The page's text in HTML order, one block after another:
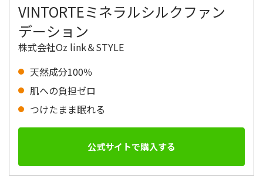
VINTORTEミネラルシルクファン
デーション
株式会社Oz link＆STYLE
天然成分100％
肌への負担ゼロ
つけたまま眠れる
公式サイトで購入する